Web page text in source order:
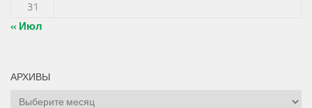
31
« Июл
АРХИВЫ
Архивы